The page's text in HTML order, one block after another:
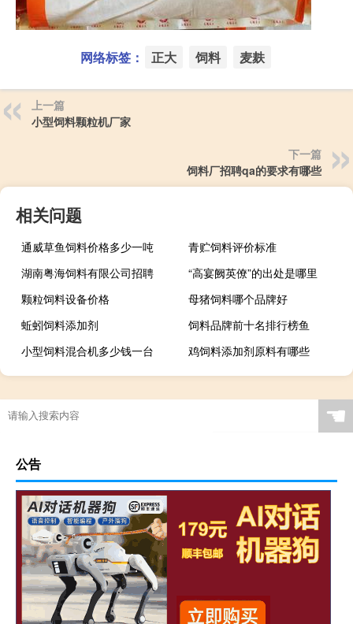
网络标签： 正大 饲料 麦麸
上一篇
小型饲料颗粒机厂家
下一篇
饲料厂招聘qa的要求有哪些
相关问题
通威草鱼饲料价格多少一吨
青贮饲料评价标准
湖南粤海饲料有限公司招聘
“高宴阙英僚”的出处是哪里
颗粒饲料设备价格
母猪饲料哪个品牌好
蚯蚓饲料添加剂
饲料品牌前十名排行榜鱼
小型饲料混合机多少钱一台
鸡饲料添加剂原料有哪些
☚
公告